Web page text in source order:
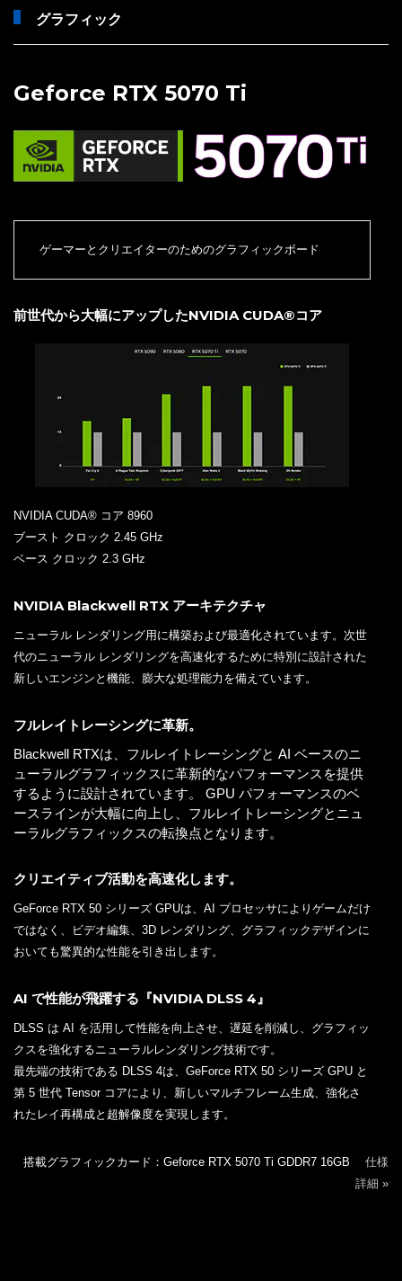
グラフィック
Geforce RTX 5070 Ti
ゲーマーとクリエイターのためのグラフィックボード
前世代から大幅にアップしたNVIDIA CUDA®コア
NVIDIA CUDA® コア 8960
ブースト クロック 2.45 GHz
ベース クロック 2.3 GHz
NVIDIA Blackwell RTX アーキテクチャ
ニューラル レンダリング用に構築および最適化されています。次世
代のニューラル レンダリングを高速化するために特別に設計された
新しいエンジンと機能、膨大な処理能力を備えています。
フルレイトレーシングに革新。
Blackwell RTXは、フルレイトレーシングと AI ベースのニ
ューラルグラフィックスに革新的なパフォーマンスを提供
するように設計されています。 GPU パフォーマンスのベ
ースラインが大幅に向上し、フルレイトレーシングとニュ
ーラルグラフィックスの転換点となります。
クリエイティブ活動を高速化します。
GeForce RTX 50 シリーズ GPUは、AI プロセッサによりゲームだけ
ではなく、ビデオ編集、3D レンダリング、グラフィックデザインに
おいても驚異的な性能を引き出します。
AI で性能が飛躍する『NVIDIA DLSS 4』
DLSS は AI を活用して性能を向上させ、遅延を削減し、グラフィッ
クスを強化するニューラルレンダリング技術です。
最先端の技術である DLSS 4は、GeForce RTX 50 シリーズ GPU と
第 5 世代 Tensor コアにより、新しいマルチフレーム生成、強化さ
れたレイ再構成と超解像度を実現します。
搭載グラフィックカード：Geforce RTX 5070 Ti GDDR7 16GB 仕様
詳細 »